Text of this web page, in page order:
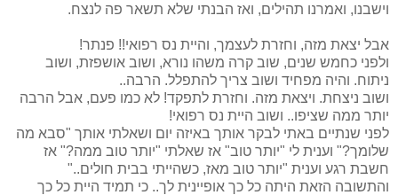
וישבנו, ואמרנו תהילים, ואז הבנתי שלא תשאר פה לנצח.
אבל יצאת מזה, וחזרת לעצמך, והיית נס רפואי!! פנתר!
ולפני כחמש שנים, שוב קרה משהו נורא, ושוב אושפזת, ושוב
ניתוח. והיה מפחיד ושוב צריך להתפלל. הרבה..
ושוב ניצחת. ויצאת מזה. וחזרת לתפקד! לא כמו פעם, אבל הרבה
יותר ממה שציפו.. ושוב היית נס רפואי!
לפני שנתיים באתי לבקר אותך באיזה יום ושאלתי אותך "סבא מה
שלומך?" וענית לי "יותר טוב" אז שאלתי "יותר טוב ממה?" אז
חשבת רגע וענית "יותר טוב מאז, כשהייתי בבית חולים.."
והתשובה הזאת היתה כל כך אופיינית לך.. כי תמיד היית כל כך